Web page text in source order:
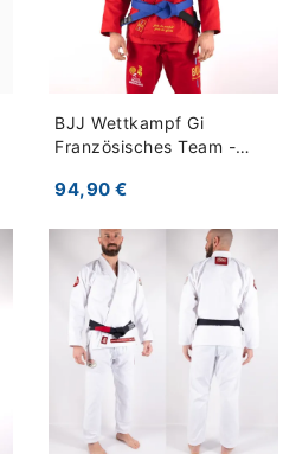
BJJ Wettkampf Gi
Französisches Team -
94,90 €